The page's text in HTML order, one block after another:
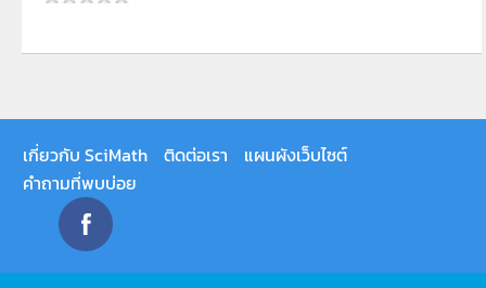
เกี่ยวกับ SciMath ติดต่อเรา
แผนผังเว็บไซต์
คำถามที่พบบ่อย